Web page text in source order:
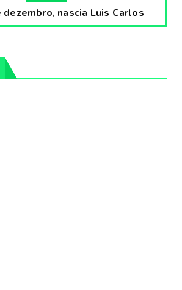
dezembro, nascia Luis Carlos
o Cavaleiro ...
Temática Gauchesca - parte